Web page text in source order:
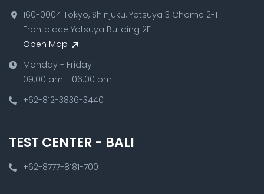
160-0004 Tokyo, Shinjuku, Yotsuya 3 Chome 2-1
Frontplace Yotsuya Building 2F
Open Map
Monday - Friday
09.00 am - 06.00 pm
+62-812-3836-3440
TEST CENTER - BALI
+62-8777-8181-700